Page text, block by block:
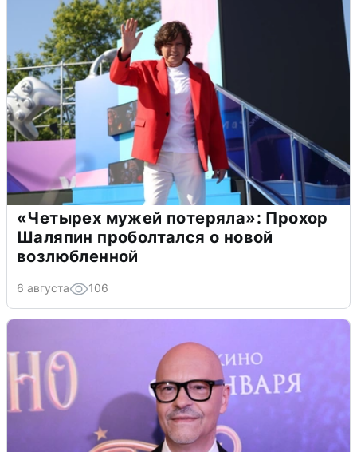
«Четырех мужей потеряла»: Прохор
Шаляпин проболтался о новой
возлюбленной
6 августа 106